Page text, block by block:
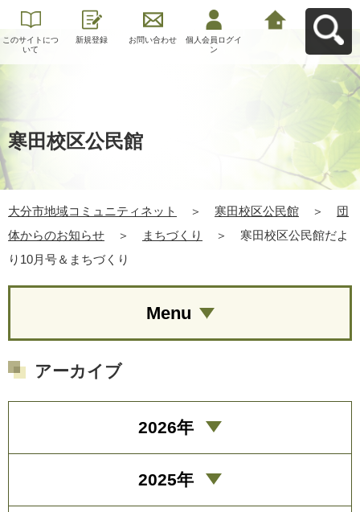
このサイトにつ
いて
新規登録 お問い合わせ
個人会員ログイ
ン
寒田校区公民館
大分市地域コミュニティネット ＞ 寒田校区公民館 ＞
団
体からのお知らせ
＞ まちづくり ＞
寒田校区公民館だよ
り10月号＆まちづくり
Menu
アーカイブ
2026年
2025年